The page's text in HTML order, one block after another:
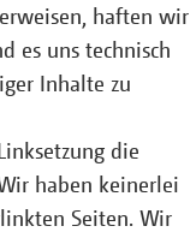
haften wir
es uns technisch
Inhalte zu
die
haben keinerlei
Seiten. Wir